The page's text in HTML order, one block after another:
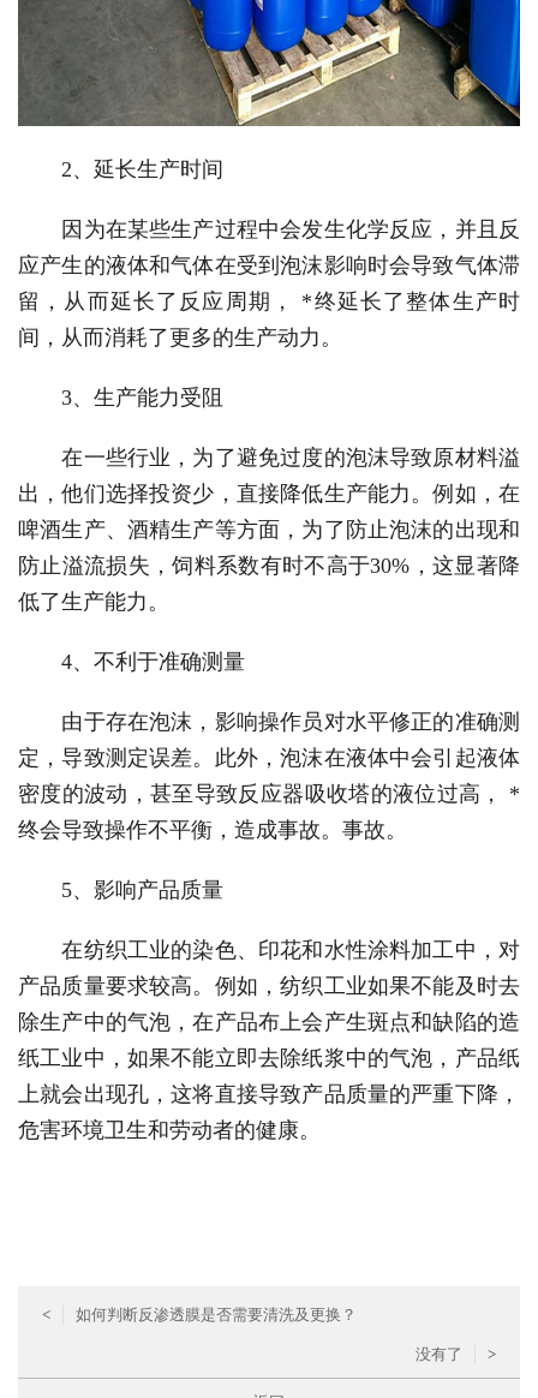
2、延长生产时间
因为在某些生产过程中会发生化学反应，并且反
应产生的液体和气体在受到泡沫影响时会导致气体滞
留，从而延长了反应周期， *终延长了整体生产时
间，从而消耗了更多的生产动力。
3、生产能力受阻
在一些行业，为了避免过度的泡沫导致原材料溢
出，他们选择投资少，直接降低生产能力。例如，在
啤酒生产、酒精生产等方面，为了防止泡沫的出现和
防止溢流损失，饲料系数有时不高于30%，这显著降
低了生产能力。
4、不利于准确测量
由于存在泡沫，影响操作员对水平修正的准确测
定，导致测定误差。此外，泡沫在液体中会引起液体
密度的波动，甚至导致反应器吸收塔的液位过高， *
终会导致操作不平衡，造成事故。事故。
5、影响产品质量
在纺织工业的染色、印花和水性涂料加工中，对
产品质量要求较高。例如，纺织工业如果不能及时去
除生产中的气泡，在产品布上会产生斑点和缺陷的造
纸工业中，如果不能立即去除纸浆中的气泡，产品纸
上就会出现孔，这将直接导致产品质量的严重下降，
危害环境卫生和劳动者的健康。
< 如何判断反渗透膜是否需要清洗及更换？
没有了 >